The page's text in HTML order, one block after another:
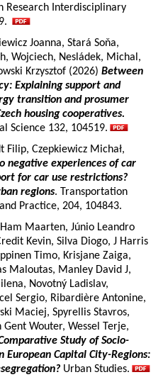
Research Interdisciplinary
Joanna, Stará Soňa,
Wojciech, Nesládek, Michal,
Krzysztof (2026) Between
Explaining support and
transition and prosumer
housing cooperatives.
Science 132, 104519.
Filip, Czepkiewicz Michał,
negative experiences of car
for car use restrictions?
regions. Transportation
Practice, 204, 104843.
Maarten, Júnio Leandro
Kevin, Silva Diogo, J Harris
Timo, Krisjane Zaiga,
Maloutas, Manley David J,
Novotný Ladislav,
Sergio, Ribardière Antonine,
Maciej, Spyrellis Stavros,
Wouter, Wessel Terje,
Study of Socio-
European Capital City-Regions:
Urban Studies.